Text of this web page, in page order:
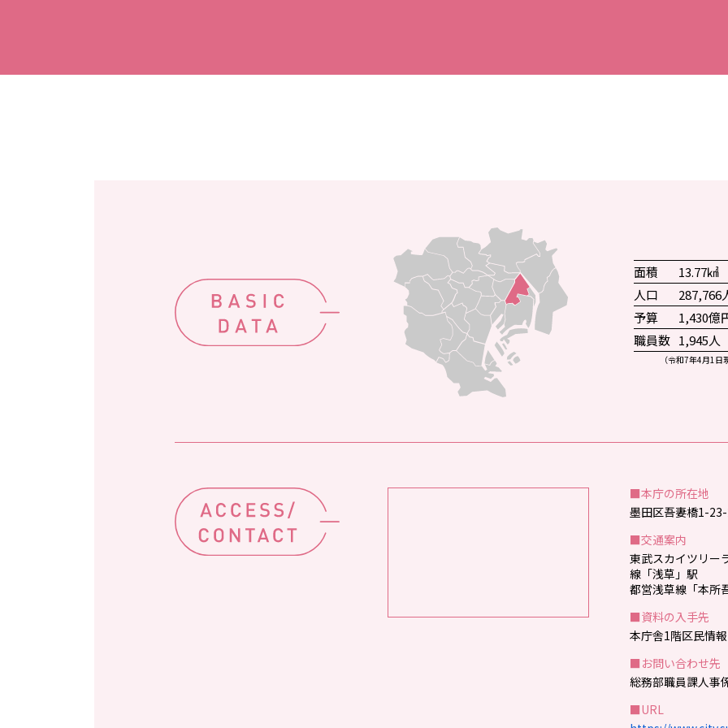
面積
13.77㎢
人口
287,766
予算
1,430億
職員数 1,945人
（令和7年4月1日
■本庁の所在地
墨田区吾妻橋1-
■交通案内
東武スカイツリー
線「浅草」駅
都営浅草線「本所
■資料の入手先
本庁舎1階区民情
■お問い合わせ先
総務部職員課人事
■URL